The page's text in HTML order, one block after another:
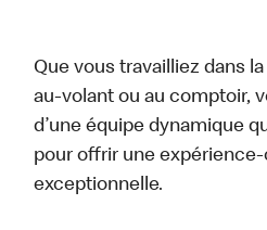
Que vous travailliez dans
au-volant ou au comptoir,
d’une équipe dynamique
pour offrir une
exceptionnelle.